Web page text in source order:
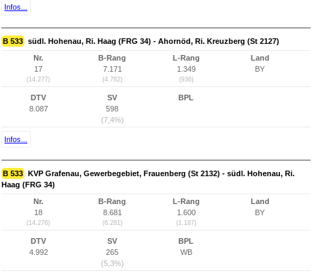
Infos...
B 533 südl. Hohenau, Ri. Haag (FRG 34) - Ahornöd, Ri. Kreuzberg (St 2127)
Nr.
17
(14.277)
B-Rang
7.171
(4.782)
L-Rang
1.349
(936)
Land
BY
DTV
8.087
SV
598
(7,4%)
BPL
Infos...
B 533 KVP Grafenau, Gewerbegebiet, Frauenberg (St 2132) - südl. Hohenau, Ri.
Haag (FRG 34)
Nr.
18
(14.276)
B-Rang
8.681
(6.281)
L-Rang
1.600
(1.187)
Land
BY
DTV
4.992
SV
265
(5,3%)
BPL
WB